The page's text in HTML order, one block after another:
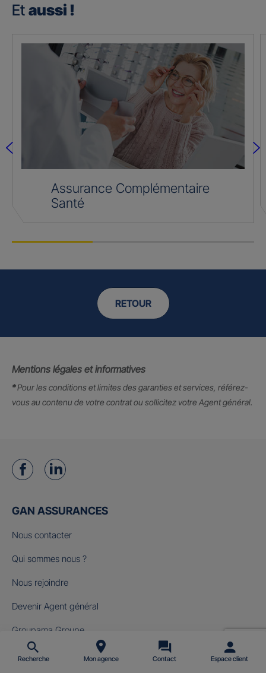
Et aussi !
Assurance Complémentaire
Santé
RETOUR
Mentions légales et informatives
*Pour les conditions et limites des garanties et services, référez-
vous au contenu de votre contrat ou sollicitez votre Agent général.
Recherche Mon agence Contact Espace client
GAN ASSURANCES
Nous contacter
Qui sommes nous ?
Nous rejoindre
Devenir Agent général
Groupama Groupe
Fondation Gan pour le Cinéma